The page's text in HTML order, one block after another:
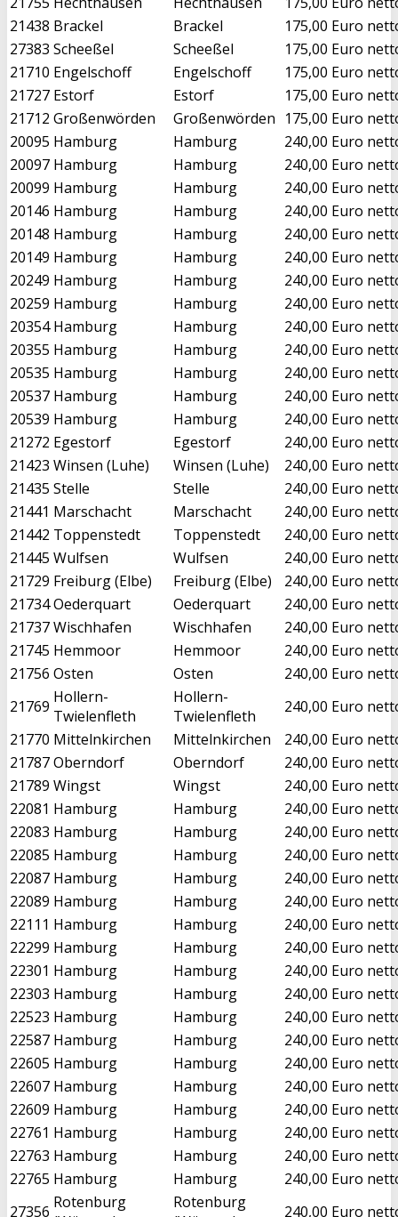
21438 Brackel Brackel
175,00 Euro
27383 Scheeßel Scheeßel
175,00 Euro
21710 Engelschoff Engelschoff
175,00 Euro
21727 Estorf Estorf
175,00 Euro
21712 Großenwörden Großenwörden 175,00 Euro
20095 Hamburg Hamburg
240,00 Euro
20097 Hamburg Hamburg
240,00 Euro
20099 Hamburg Hamburg
240,00 Euro
20146 Hamburg Hamburg
240,00 Euro
20148 Hamburg Hamburg
240,00 Euro
20149 Hamburg Hamburg
240,00 Euro
20249 Hamburg Hamburg
240,00 Euro
20259 Hamburg Hamburg
240,00 Euro
20354 Hamburg Hamburg
240,00 Euro
20355 Hamburg Hamburg
240,00 Euro
20535 Hamburg Hamburg
240,00 Euro
20537 Hamburg Hamburg
240,00 Euro
20539 Hamburg Hamburg
240,00 Euro
21272 Egestorf Egestorf
240,00 Euro
21423 Winsen (Luhe) Winsen (Luhe)
240,00 Euro
21435 Stelle Stelle
240,00 Euro
21441 Marschacht Marschacht
240,00 Euro
21442 Toppenstedt Toppenstedt
240,00 Euro
21445 Wulfsen Wulfsen
240,00 Euro
21729 Freiburg (Elbe) Freiburg (Elbe)
240,00 Euro
21734Oederquart Oederquart
240,00 Euro
21737Wischhafen Wischhafen
240,00 Euro
21745 Hemmoor Hemmoor
240,00 Euro
21756 Osten Osten
240,00 Euro
21769 Hollern-
Twielenfleth
Hollern-
Twielenfleth
240,00 Euro
21770 Mittelnkirchen Mittelnkirchen
240,00 Euro
21787Oberndorf Oberndorf
240,00 Euro
21789 Wingst Wingst
240,00 Euro
22081 Hamburg Hamburg
240,00 Euro
22083 Hamburg Hamburg
240,00 Euro
22085 Hamburg Hamburg
240,00 Euro
22087 Hamburg Hamburg
240,00 Euro
22089 Hamburg Hamburg
240,00 Euro
22111 Hamburg Hamburg
240,00 Euro
22299 Hamburg Hamburg
240,00 Euro
22301 Hamburg Hamburg
240,00 Euro
22303 Hamburg Hamburg
240,00 Euro
22523 Hamburg Hamburg
240,00 Euro
22587 Hamburg Hamburg
240,00 Euro
22605 Hamburg Hamburg
240,00 Euro
22607 Hamburg Hamburg
240,00 Euro
22609 Hamburg Hamburg
240,00 Euro
22761 Hamburg Hamburg
240,00 Euro
22763 Hamburg Hamburg
240,00 Euro
22765 Hamburg Hamburg
240,00 Euro
27356 Rotenburg
Rotenburg
240,00 Euro